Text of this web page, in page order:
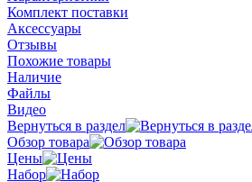
Комплект поставки
Аксессуары
Отзывы
Похожие товары
Наличие
Файлы
Видео
Вернуться в раздел
Обзор товара
Цены
Набор